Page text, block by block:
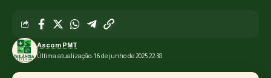
Última atualização: 16 de junho de 2025 22:38
Ascom PMT